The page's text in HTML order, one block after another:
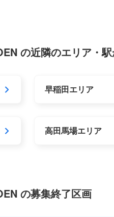
の近隣のエリア・
早稲田エリア
高田馬場エリア
の募集終了区画